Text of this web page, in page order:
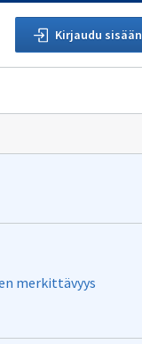
Kirjaudu sisään
merkittävyys